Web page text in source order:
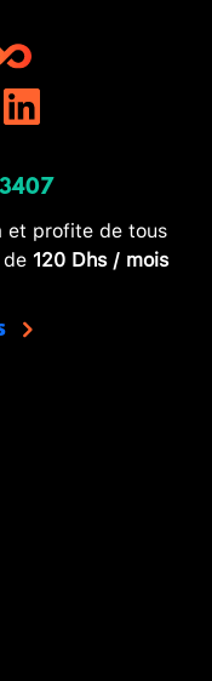
et profite de tous
120 Dhs / mois